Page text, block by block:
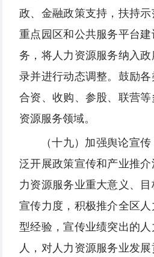
政、金融政策支持，扶持
重点园区和公共服务平台
务，将人力资源服务纳入政
录并进行动态调整。鼓励各
合资、收购、参股、联营
资源服务领域。
（十九）加强舆论宣
泛开展政策宣传和产业推
力资源服务业重大意义、
宣传力度，积极推介全区
型经验，宣传业绩突出的
人，对人力资源服务业发